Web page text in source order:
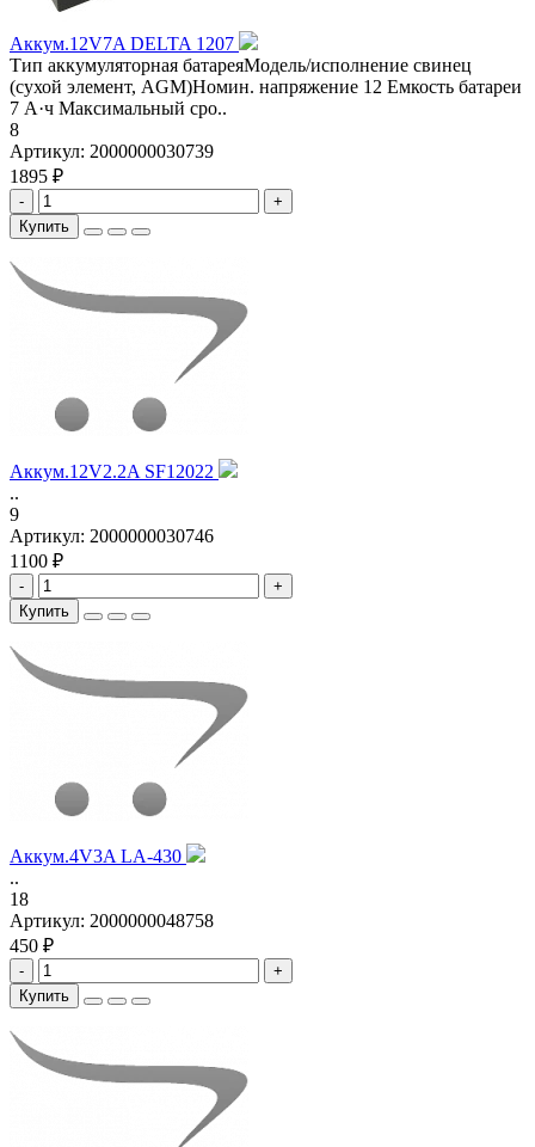
Аккум.12V7A DELTA 1207
Тип аккумуляторная батареяМодель/исполнение свинец
(сухой элемент, AGM)Номин. напряжение 12 Емкость батареи
7 А·ч Максимальный сро..
8
Артикул: 2000000030739
1895 ₽
-
+
Купить
Аккум.12V2.2A SF12022
..
9
Артикул: 2000000030746
1100 ₽
-
+
Купить
Аккум.4V3A LA-430
..
18
Артикул: 2000000048758
450 ₽
-
+
Купить